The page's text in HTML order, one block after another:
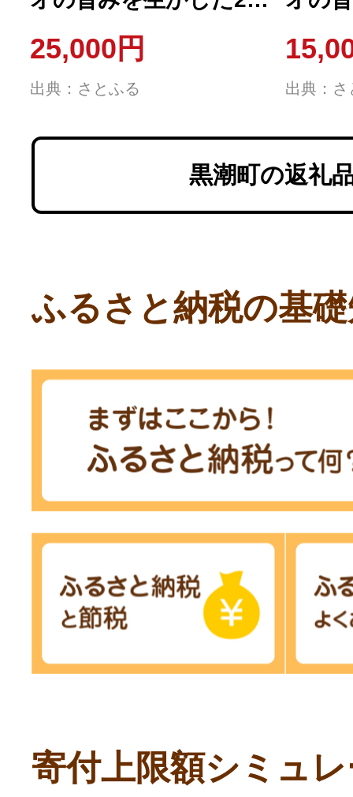
類の缶詰 16缶セット
[1117]
25,000円
出典：さとふる
詰 8
出典：さ
黒潮町の返礼
ふるさと納税の基
寄付上限額シミュ